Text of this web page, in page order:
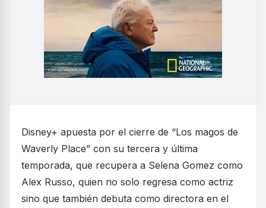
Disney+ apuesta por el cierre de “Los magos de
Waverly Place” con su tercera y última
temporada, que recupera a Selena Gomez como
Alex Russo, quien no solo regresa como actriz
sino que también debuta como directora en el